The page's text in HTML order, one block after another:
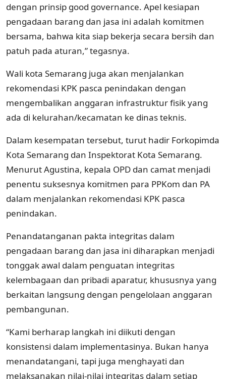
dengan prinsip good governance. Apel kesiapan
pengadaan barang dan jasa ini adalah komitmen
bersama, bahwa kita siap bekerja secara bersih dan
patuh pada aturan,” tegasnya.
Wali kota Semarang juga akan menjalankan
rekomendasi KPK pasca penindakan dengan
mengembalikan anggaran infrastruktur fisik yang
ada di kelurahan/kecamatan ke dinas teknis.
Dalam kesempatan tersebut, turut hadir Forkopimda
Kota Semarang dan Inspektorat Kota Semarang.
Menurut Agustina, kepala OPD dan camat menjadi
penentu suksesnya komitmen para PPKom dan PA
dalam menjalankan rekomendasi KPK pasca
penindakan.
Penandatanganan pakta integritas dalam
pengadaan barang dan jasa ini diharapkan menjadi
tonggak awal dalam penguatan integritas
kelembagaan dan pribadi aparatur, khususnya yang
berkaitan langsung dengan pengelolaan anggaran
pembangunan.
“Kami berharap langkah ini diikuti dengan
konsistensi dalam implementasinya. Bukan hanya
menandatangani, tapi juga menghayati dan
melaksanakan nilai-nilai integritas dalam setiap